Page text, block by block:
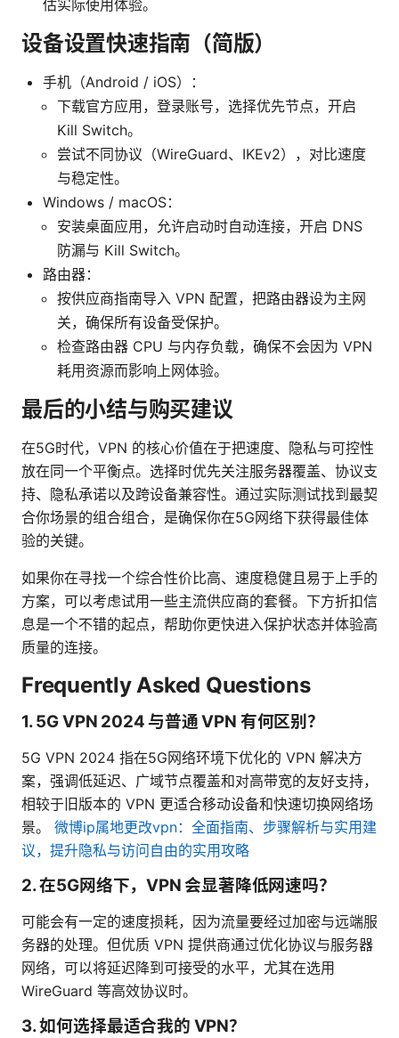
估实际使用体验。
设备设置快速指南（简版）
手机（Android / iOS）：
下载官方应用，登录账号，选择优先节点，开启
Kill Switch。
尝试不同协议（WireGuard、IKEv2），对比速度
与稳定性。
Windows / macOS：
安装桌面应用，允许启动时自动连接，开启 DNS
防漏与 Kill Switch。
路由器：
按供应商指南导入 VPN 配置，把路由器设为主网
关，确保所有设备受保护。
检查路由器 CPU 与内存负载，确保不会因为 VPN
耗用资源而影响上网体验。
最后的小结与购买建议
在5G时代，VPN 的核心价值在于把速度、隐私与可控性
放在同一个平衡点。选择时优先关注服务器覆盖、协议支
持、隐私承诺以及跨设备兼容性。通过实际测试找到最契
合你场景的组合组合，是确保你在5G网络下获得最佳体
验的关键。
如果你在寻找一个综合性价比高、速度稳健且易于上手的
方案，可以考虑试用一些主流供应商的套餐。下方折扣信
息是一个不错的起点，帮助你更快进入保护状态并体验高
质量的连接。
Frequently Asked Questions
1. 5G VPN 2024 与普通 VPN 有何区别？
5G VPN 2024 指在5G网络环境下优化的 VPN 解决方
案，强调低延迟、广域节点覆盖和对高带宽的友好支持，
相较于旧版本的 VPN 更适合移动设备和快速切换网络场
景。 微博ip属地更改vpn：全面指南、步骤解析与实用建
议，提升隐私与访问自由的实用攻略
2. 在5G网络下，VPN 会显著降低网速吗？
可能会有一定的速度损耗，因为流量要经过加密与远端服
务器的处理。但优质 VPN 提供商通过优化协议与服务器
网络，可以将延迟降到可接受的水平，尤其在选用
WireGuard 等高效协议时。
3. 如何选择最适合我的 VPN？